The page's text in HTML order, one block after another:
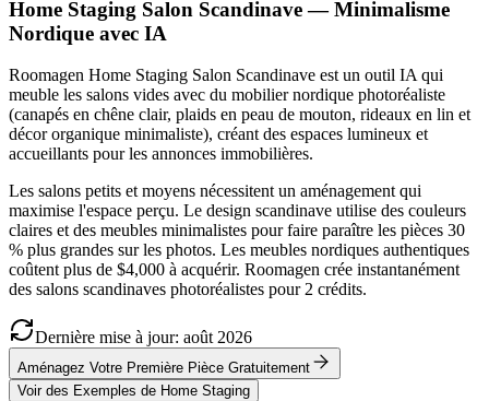
Home Staging Salon Scandinave — Minimalisme
Nordique avec IA
Roomagen Home Staging Salon Scandinave est un outil IA qui
meuble les salons vides avec du mobilier nordique photoréaliste
(canapés en chêne clair, plaids en peau de mouton, rideaux en lin et
décor organique minimaliste), créant des espaces lumineux et
accueillants pour les annonces immobilières.
Les salons petits et moyens nécessitent un aménagement qui
maximise l'espace perçu. Le design scandinave utilise des couleurs
claires et des meubles minimalistes pour faire paraître les pièces 30
% plus grandes sur les photos. Les meubles nordiques authentiques
coûtent plus de $4,000 à acquérir. Roomagen crée instantanément
des salons scandinaves photoréalistes pour 2 crédits.
Dernière mise à jour: août 2026
Aménagez Votre Première Pièce Gratuitement
Voir des Exemples de Home Staging